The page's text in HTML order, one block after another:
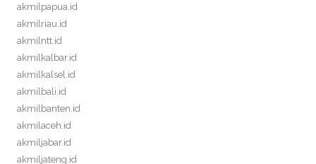
akmilpapua.id
akmilriau.id
akmilntt.id
akmilkalbar.id
akmilkalsel.id
akmilbali.id
akmilbanten.id
akmilaceh.id
akmiljabar.id
akmiljateng.id